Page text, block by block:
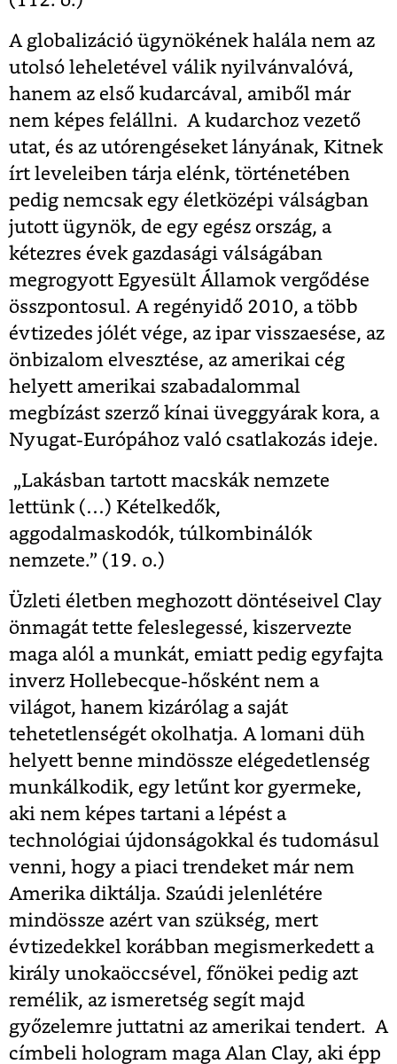
A globalizáció ügynökének halála nem az
utolsó leheletével válik nyilvánvalóvá,
hanem az első kudarcával, amiből már
nem képes felállni. A kudarchoz vezető
utat, és az utórengéseket lányának, Kitnek
írt leveleiben tárja elénk, történetében
pedig nemcsak egy életközépi válságban
jutott ügynök, de egy egész ország, a
kétezres évek gazdasági válságában
megrogyott Egyesült Államok vergődése
összpontosul. A regényidő 2010, a több
évtizedes jólét vége, az ipar visszaesése, az
önbizalom elvesztése, az amerikai cég
helyett amerikai szabadalommal
megbízást szerző kínai üveggyárak kora, a
Nyugat-Európához való csatlakozás ideje.
„Lakásban tartott macskák nemzete
lettünk (…) Kételkedők,
aggodalmaskodók, túlkombinálók
nemzete.” (19. o.)
Üzleti életben meghozott döntéseivel Clay
önmagát tette feleslegessé, kiszervezte
maga alól a munkát, emiatt pedig egyfajta
inverz Hollebecque-hősként nem a
világot, hanem kizárólag a saját
tehetetlenségét okolhatja. A lomani düh
helyett benne mindössze elégedetlenség
munkálkodik, egy letűnt kor gyermeke,
aki nem képes tartani a lépést a
technológiai újdonságokkal és tudomásul
venni, hogy a piaci trendeket már nem
Amerika diktálja. Szaúdi jelenlétére
mindössze azért van szükség, mert
évtizedekkel korábban megismerkedett a
király unokaöccsével, főnökei pedig azt
remélik, az ismeretség segít majd
győzelemre juttatni az amerikai tendert. A
címbeli hologram maga Alan Clay, aki épp